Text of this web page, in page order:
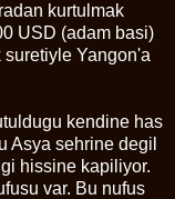
kurtulmak
USD (adam basi)
Yangon'a
kendine has
Asya sehrine degil
hissine kapiliyor.
var. Bu nufus